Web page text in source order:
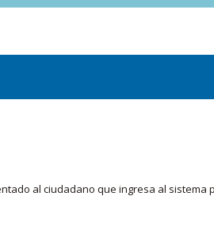
al ciudadano que ingresa al